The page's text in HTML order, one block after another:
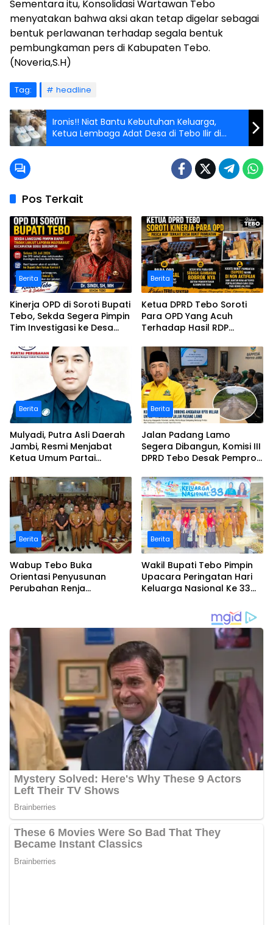
Sementara itu, Konsolidasi Wartawan Tebo
menyatakan bahwa aksi akan tetap digelar sebagai
bentuk perlawanan terhadap segala bentuk
pembungkaman pers di Kabupaten Tebo.
(Noveria,S.H)
Tag: headline
Ironis!! Niat Bantu Kebutuhan Keluarga,
Ketua Lembaga Adat Desa di Tebo Ilir di
Amankan Saat Antrian BBM
Pos Terkait
Berita
Kinerja OPD di Soroti Bupati
Tebo, Sekda Segera Pimpin
Tim Investigasi ke Desa
serumpun
Berita
Ketua DPRD Tebo Soroti
Para OPD Yang Acuh
Terhadap Hasil RDP
Pamuatan
Berita
Mulyadi, Putra Asli Daerah
Jambi, Resmi Menjabat
Ketua Umum Partai
Perwakilan ASEAN Partai
Perubahan di Malaysia
Berita
Jalan Padang Lamo
Segera Dibangun, Komisi III
DPRD Tebo Desak Pemprov
Anggaran Rp70 Miliar
Berita
Wabup Tebo Buka
Orientasi Penyusunan
Perubahan Renja
Berita
Wakil Bupati Tebo Pimpin
Upacara Peringatan Hari
Keluarga Nasional Ke 33